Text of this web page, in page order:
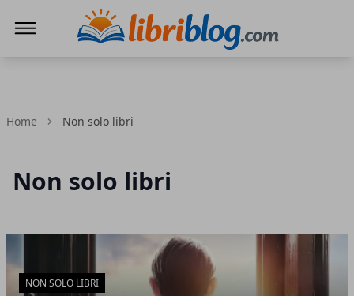
Home Non solo libri
Non solo libri
NON SOLO LIBRI